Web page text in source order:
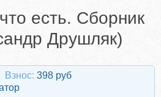
есть. Сборник
Друшляк)
Взнос: 398 руб